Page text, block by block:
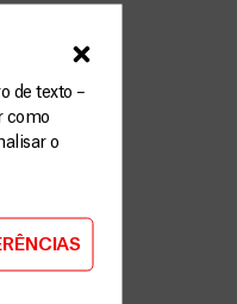
de texto –
como
o